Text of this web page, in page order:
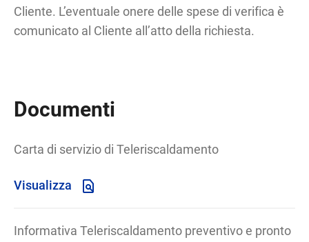
Cliente. L’eventuale onere delle spese di verifica è
comunicato al Cliente all’atto della richiesta.
Documenti
Carta di servizio di Teleriscaldamento
Visualizza
Informativa Teleriscaldamento preventivo e pronto